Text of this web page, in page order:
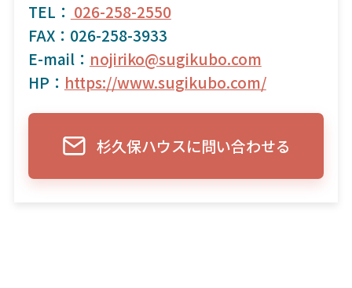
TEL： 026-258-2550
FAX：026-258-3933
E-mail： nojiriko@sugikubo.com
HP： https://www.sugikubo.com/
杉久保ハウスに問い合わせる